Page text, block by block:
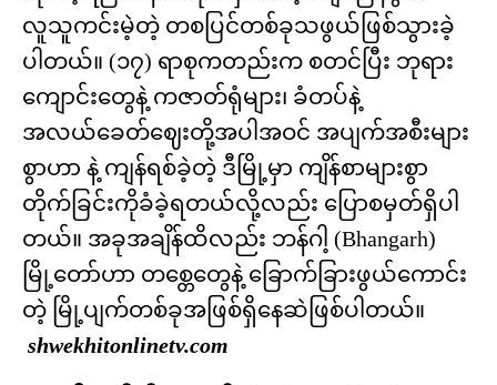
လူသူကင်းမဲ့တဲ့ တစပြင်တစ်ခုသဖွယ်ဖြစ်သွားခဲ့
ပါတယ်။ (၁၇) ရာစုကတည်းက စတင်ပြီး ဘုရား
ကျောင်းတွေနဲ့ ကဇာတ်ရုံများ၊ ခံတပ်နဲ့
အလယ်ခေတ်ဈေးတို့အပါအဝင် အပျက်အစီးများ
စွာဟာ နဲ့ ကျန်ရစ်ခဲ့တဲ့ ဒီမြို့မှာ ကျိန်စာများစွာ
တိုက်ခြင်းကိုခံခဲ့ရတယ်လို့လည်း ပြောစမှတ်ရှိပါ
တယ်။ အခုအချိန်ထိလည်း ဘန်ဂါ့ (Bhangarh)
မြို့တော်ဟာ တစ္တေတွေနဲ့ ခြောက်ခြားဖွယ်ကောင်း
တဲ့ မြို့ပျက်တစ်ခုအဖြစ်ရှိနေဆဲဖြစ်ပါတယ်။
shwekhitonlinetv.com